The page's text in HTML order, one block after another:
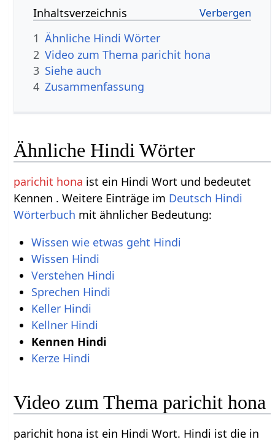
Inhaltsverzeichnis
1 Ähnliche Hindi Wörter
2 Video zum Thema parichit hona
3 Siehe auch
4 Zusammenfassung
Ähnliche Hindi Wörter
parichit hona ist ein Hindi Wort und bedeutet
Kennen . Weitere Einträge im Deutsch Hindi
Wörterbuch mit ähnlicher Bedeutung:
Wissen wie etwas geht Hindi
Wissen Hindi
Verstehen Hindi
Sprechen Hindi
Keller Hindi
Kellner Hindi
Kennen Hindi
Kerze Hindi
Video zum Thema parichit hona
parichit hona ist ein Hindi Wort. Hindi ist die in